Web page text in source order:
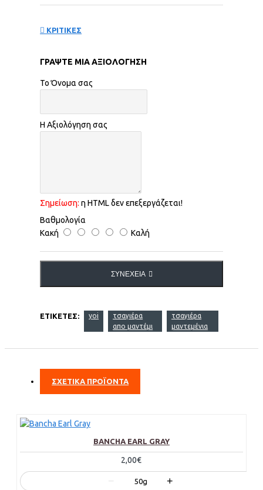
ΚΡΙΤΙΚΕΣ
ΓΡΆΨΤΕ ΜΙΑ ΑΞΙΟΛΌΓΗΣΗ
Το Όνομα σας
Η Αξιολόγηση σας
Σημείωση: η HTML δεν επεξεργάζεται!
Βαθμολογία
Κακή
Καλή
ΣΥΝΈΧΕΙΑ
ΕΤΙΚΈΤΕΣ: yoi
τσαγιέρα
απο μαντέμι
τσαγιέρα
μαντεμένια
ΣΧΕΤΙΚΑ ΠΡΟΪΟΝΤΑ
BANCHA EARL GRAY
2,00€
− 50g +